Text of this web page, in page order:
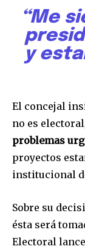
“Me
y
El concejal
no es
problemas
proyectos
institucional
Sobre su
ésta será
Electoral